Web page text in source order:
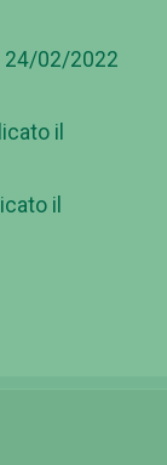
24/02/2022
il
il